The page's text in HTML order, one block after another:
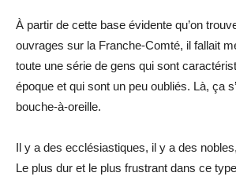
À partir de cette base évidente qu’on
ouvrages sur la Franche-Comté, il fallait
toute une série de gens qui sont
époque et qui sont un peu oubliés. Là, ça
bouche-à-oreille.
Il y a des ecclésiastiques, il y a des
Le plus dur et le plus frustrant dans ce